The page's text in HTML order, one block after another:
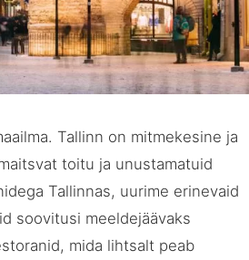
Tallinn on mitmekesine ja
toitu ja unustamatuid
Tallinnas, uurime erinevaid
soovitusi meeldejäävaks
mida lihtsalt peab